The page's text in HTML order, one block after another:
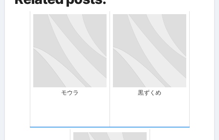
モウラ 黒ずくめ